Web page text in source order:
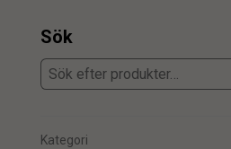
Sök
Kategori